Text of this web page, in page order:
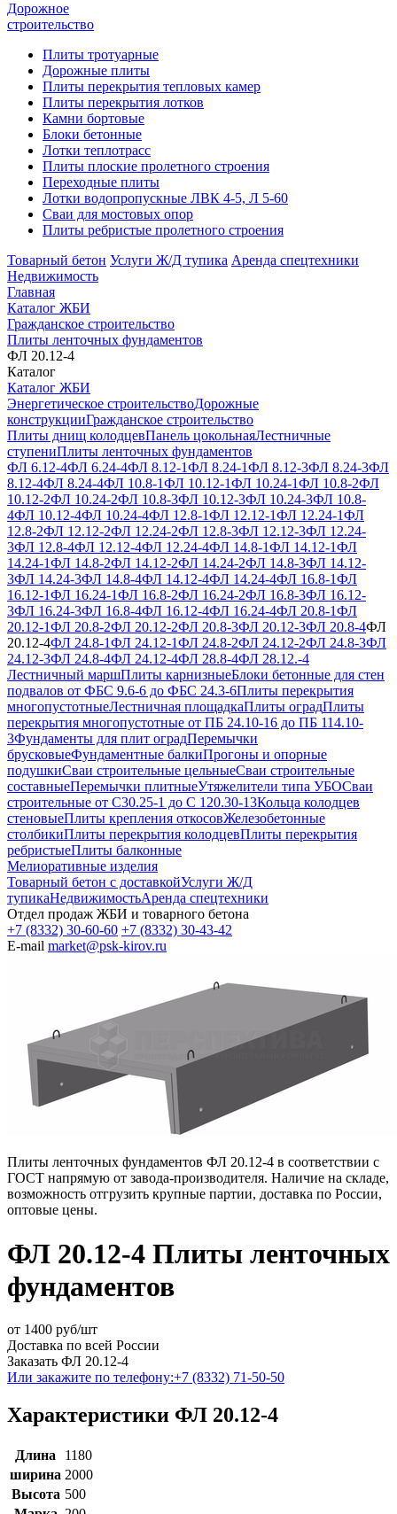
Дорожное
строительство
Плиты тротуарные
Дорожные плиты
Плиты перекрытия тепловых камер
Плиты перекрытия лотков
Камни бортовые
Блоки бетонные
Лотки теплотрасс
Плиты плоские пролетного строения
Переходные плиты
Лотки водопропускные ЛВК 4-5, Л 5-60
Сваи для мостовых опор
Плиты ребристые пролетного строения
Товарный бетон Услуги Ж/Д тупика Аренда спецтехники
Недвижимость
Главная
Каталог ЖБИ
Гражданское строительство
Плиты ленточных фундаментов
ФЛ 20.12-4
Каталог
Каталог ЖБИ
Энергетическое строительствоДорожные
конструкцииГражданское строительство
Плиты днищ колодцевПанель цокольнаяЛестничные
ступениПлиты ленточных фундаментов
ФЛ 6.12-4ФЛ 6.24-4ФЛ 8.12-1ФЛ 8.24-1ФЛ 8.12-3ФЛ 8.24-3ФЛ
8.12-4ФЛ 8.24-4ФЛ 10.8-1ФЛ 10.12-1ФЛ 10.24-1ФЛ 10.8-2ФЛ
10.12-2ФЛ 10.24-2ФЛ 10.8-3ФЛ 10.12-3ФЛ 10.24-3ФЛ 10.8-
4ФЛ 10.12-4ФЛ 10.24-4ФЛ 12.8-1ФЛ 12.12-1ФЛ 12.24-1ФЛ
12.8-2ФЛ 12.12-2ФЛ 12.24-2ФЛ 12.8-3ФЛ 12.12-3ФЛ 12.24-
3ФЛ 12.8-4ФЛ 12.12-4ФЛ 12.24-4ФЛ 14.8-1ФЛ 14.12-1ФЛ
14.24-1ФЛ 14.8-2ФЛ 14.12-2ФЛ 14.24-2ФЛ 14.8-3ФЛ 14.12-
3ФЛ 14.24-3ФЛ 14.8-4ФЛ 14.12-4ФЛ 14.24-4ФЛ 16.8-1ФЛ
16.12-1ФЛ 16.24-1ФЛ 16.8-2ФЛ 16.24-2ФЛ 16.8-3ФЛ 16.12-
3ФЛ 16.24-3ФЛ 16.8-4ФЛ 16.12-4ФЛ 16.24-4ФЛ 20.8-1ФЛ
20.12-1ФЛ 20.8-2ФЛ 20.12-2ФЛ 20.8-3ФЛ 20.12-3ФЛ 20.8-4ФЛ
20.12-4ФЛ 24.8-1ФЛ 24.12-1ФЛ 24.8-2ФЛ 24.12-2ФЛ 24.8-3ФЛ
24.12-3ФЛ 24.8-4ФЛ 24.12-4ФЛ 28.8-4ФЛ 28.12.-4
Лестничный маршПлиты карнизныеБлоки бетонные для стен
подвалов от ФБС 9.6-6 до ФБС 24.3-6Плиты перекрытия
многопустотныеЛестничная площадкаПлиты оградПлиты
перекрытия многопустотные от ПБ 24.10-16 до ПБ 114.10-
3Фундаменты для плит оградПеремычки
брусковыеФундаментные балкиПрогоны и опорные
подушкиСваи строительные цельныеСваи строительные
составныеПеремычки плитныеУтяжелители типа УБОСваи
строительные от С30.25-1 до С 120.30-13Кольца колодцев
стеновыеПлиты крепления откосовЖелезобетонные
столбикиПлиты перекрытия колодцевПлиты перекрытия
ребристыеПлиты балконные
Мелиоративные изделия
Товарный бетон с доставкойУслуги Ж/Д
тупикаНедвижимостьАренда спецтехники
Отдел продаж ЖБИ и товарного бетона
+7 (8332) 30-60-60 +7 (8332) 30-43-42
E-mail market@psk-kirov.ru
Плиты ленточных фундаментов ФЛ 20.12-4 в соответствии с
ГОСТ напрямую от завода-производителя. Наличие на складе,
возможность отгрузить крупные партии, доставка по России,
оптовые цены.
ФЛ 20.12-4 Плиты ленточных
фундаментов
от 1400 руб/шт
Доставка по всей России
Заказать ФЛ 20.12-4
Или закажите по телефону:+7 (8332) 71-50-50
Характеристики ФЛ 20.12-4
Длина
1180
ширина 2000
Высота 500